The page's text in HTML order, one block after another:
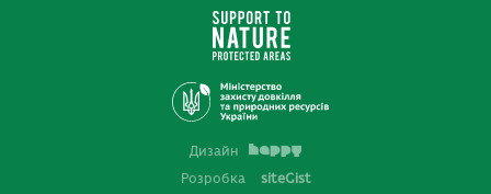
Дизайн
Розробка
siteGist